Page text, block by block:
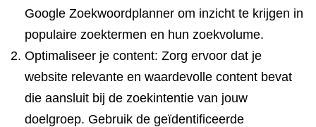
Google Zoekwoordplanner om inzicht te krijgen in
populaire zoektermen en hun zoekvolume.
Optimaliseer je content: Zorg ervoor dat je
website relevante en waardevolle content bevat
die aansluit bij de zoekintentie van jouw
doelgroep. Gebruik de geïdentificeerde